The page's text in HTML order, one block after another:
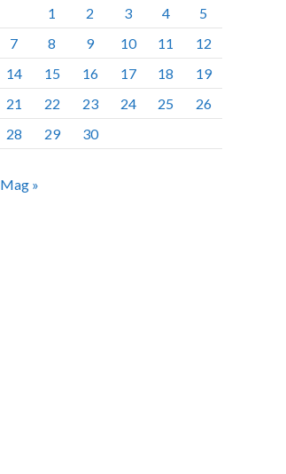
1 2 3 4
5
7 8 9 10 11
12
14 15 16 17 18
19
21 22 23 24 25
26
28 29 30
Mag »